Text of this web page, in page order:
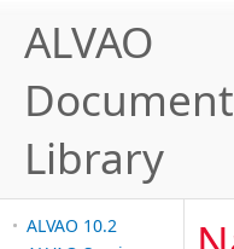
ALVAO
Library
ALVAO 10.2